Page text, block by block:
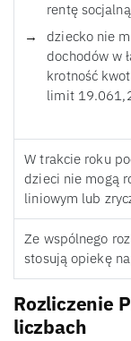
rentę
dziecko nie
dochodów w
krotność
limit
W trakcie roku
dzieci nie mogą
liniowym lub
Ze wspólnego
stosują opiekę
Rozliczenie
liczbach